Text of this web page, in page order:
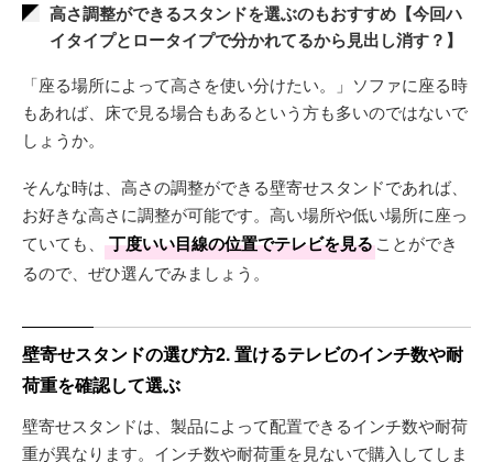
高さ調整ができるスタンドを選ぶのもおすすめ【今回ハ
イタイプとロータイプで分かれてるから見出し消す？】
「座る場所によって高さを使い分けたい。」ソファに座る時
もあれば、床で見る場合もあるという方も多いのではないで
しょうか。
そんな時は、高さの調整ができる壁寄せスタンドであれば、
お好きな高さに調整が可能です。高い場所や低い場所に座っ
ていても、
丁度いい目線の位置でテレビを見ることができ
るので、ぜひ選んでみましょう。
壁寄せスタンドの選び方2. 置けるテレビのインチ数や耐
荷重を確認して選ぶ
壁寄せスタンドは、製品によって配置できるインチ数や耐荷
重が異なります。インチ数や耐荷重を見ないで購入してしま